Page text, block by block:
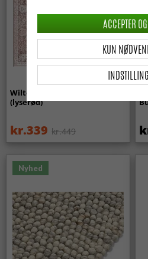
Wilton-tæppe - Gombalia
(lyserød)
kr.339 kr.449
Nyhed
KUN
ACCEPTER